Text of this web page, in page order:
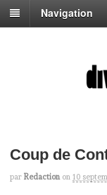
Navigation
Coup de
par Redaction on 10